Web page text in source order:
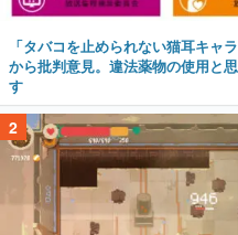
「タバコを止められない猫耳キャ
から批判意見。違法薬物の使用と
す
2